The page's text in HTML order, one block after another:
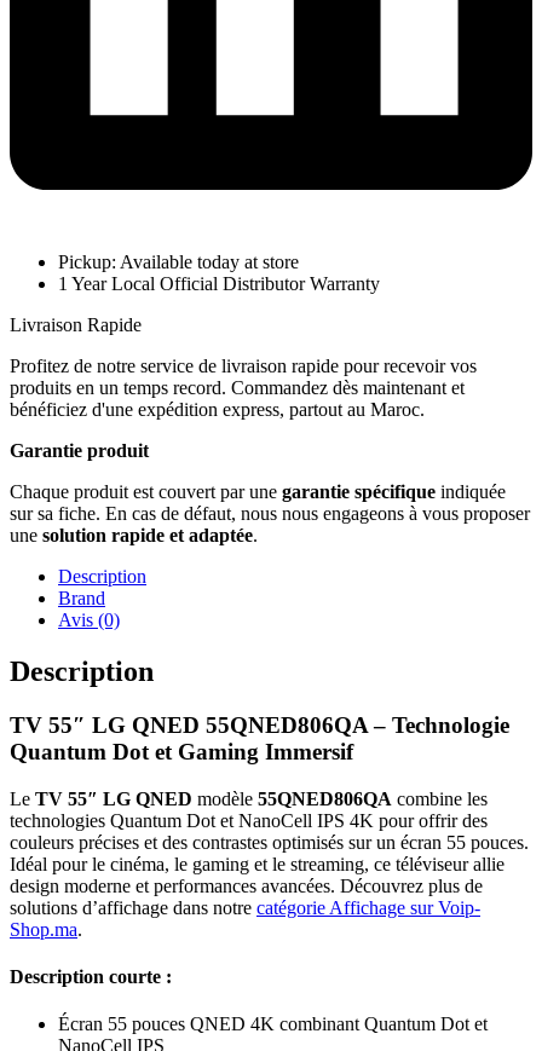
Pickup: Available today at store
1 Year Local Official Distributor Warranty
Livraison Rapide
Profitez de notre service de livraison rapide pour recevoir vos
produits en un temps record. Commandez dès maintenant et
bénéficiez d'une expédition express, partout au Maroc.
Garantie produit
Chaque produit est couvert par une garantie spécifique indiquée
sur sa fiche. En cas de défaut, nous nous engageons à vous proposer
une solution rapide et adaptée.
Description
Brand
Avis (0)
Description
TV 55″ LG QNED 55QNED806QA – Technologie
Quantum Dot et Gaming Immersif
Le TV 55″ LG QNED modèle 55QNED806QA combine les
technologies Quantum Dot et NanoCell IPS 4K pour offrir des
couleurs précises et des contrastes optimisés sur un écran 55 pouces.
Idéal pour le cinéma, le gaming et le streaming, ce téléviseur allie
design moderne et performances avancées. Découvrez plus de
solutions d’affichage dans notre catégorie Affichage sur Voip-
Shop.ma.
Description courte :
Écran 55 pouces QNED 4K combinant Quantum Dot et
NanoCell IPS